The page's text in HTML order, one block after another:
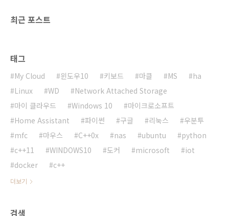
최근 포스트
태그
My Cloud 윈도우10 키보드 마클 MS
ha
Linux
WD
Network Attached Storage
마이 클라우드
Windows 10
마이크로소프트
Home Assistant
파이썬 구글 리눅스
우분투
mfc
마우스 C++0x nas ubuntu
python
c++11
WINDOWS10 도커 microsoft
iot
docker
c++
더보기
검색